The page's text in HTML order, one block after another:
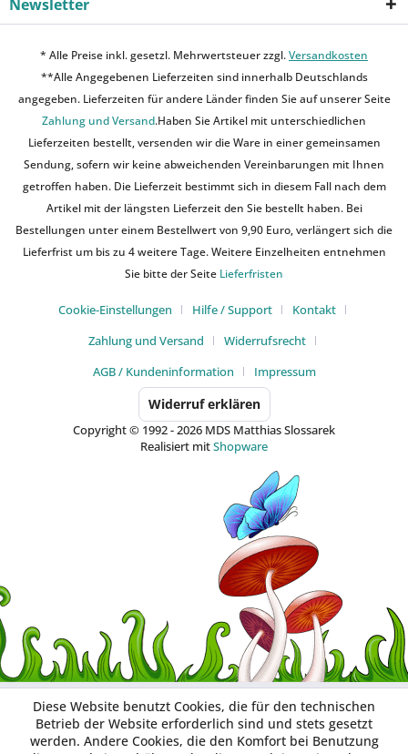
Newsletter
* Alle Preise inkl. gesetzl. Mehrwertsteuer zzgl.Versandkosten
**Alle Angegebenen Lieferzeiten sind innerhalb Deutschlands
angegeben. Lieferzeiten für andere Länder finden Sie auf unserer Seite
Zahlung und Versand.Haben Sie Artikel mit unterschiedlichen
Lieferzeiten bestellt, versenden wir die Ware in einer gemeinsamen
Sendung, sofern wir keine abweichenden Vereinbarungen mit Ihnen
getroffen haben. Die Lieferzeit bestimmt sich in diesem Fall nach dem
Artikel mit der längsten Lieferzeit den Sie bestellt haben. Bei
Bestellungen unter einem Bestellwert von 9,90 Euro, verlängert sich die
Lieferfrist um bis zu 4 weitere Tage. Weitere Einzelheiten entnehmen
Sie bitte der Seite Lieferfristen
Cookie-Einstellungen Hilfe / Support
Kontakt
Zahlung und Versand
Widerrufsrecht
AGB / Kundeninformation
Impressum
Widerruf erklären
Copyright © 1992 - 2026 MDS Matthias Slossarek
Realisiert mitShopware
Diese Website benutzt Cookies, die für den technischen
Betrieb der Website erforderlich sind und stets gesetzt
werden. Andere Cookies, die den Komfort bei Benutzung